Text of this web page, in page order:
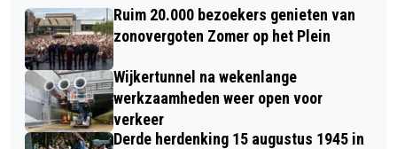
ALKMAARS WIJNEVENT VINI AMICI
IN GROTE KERK
BEVERWIJKSE BAZAAR
Ruim 20.000 bezoekers genieten van
zonovergoten Zomer op het Plein
Wijkertunnel na wekenlange
werkzaamheden weer open voor
verkeer
Derde herdenking 15 augustus 1945 in